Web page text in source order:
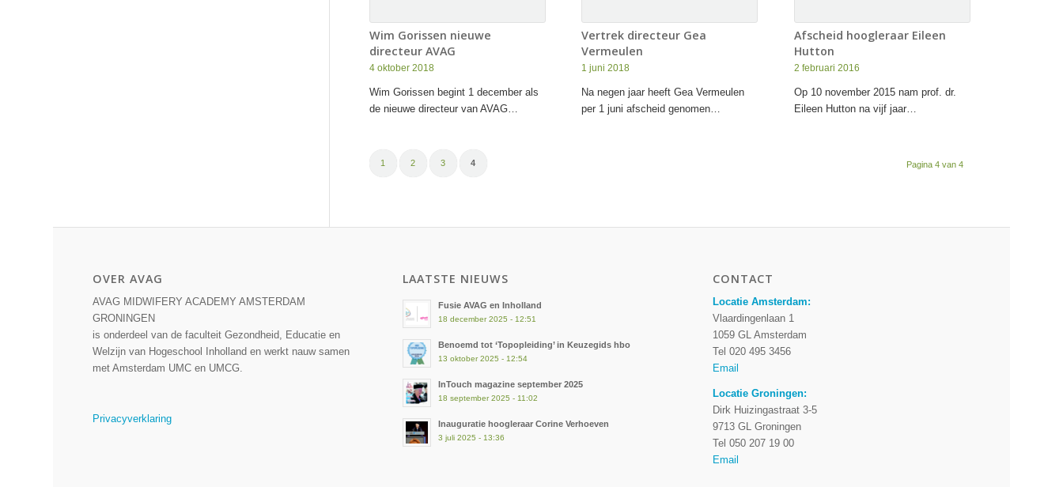
Wim Gorissen nieuwe
directeur AVAG
4 oktober 2018
Wim Gorissen begint 1 december als
de nieuwe directeur van AVAG…
Vertrek directeur Gea
Vermeulen
1 juni 2018
Na negen jaar heeft Gea Vermeulen
per 1 juni afscheid genomen…
Afscheid hoogleraar Eileen
Hutton
2 februari 2016
Op 10 november 2015 nam prof. dr.
Eileen Hutton na vijf jaar…
Pagina 4 van 4
1 2 3 4
OVER AVAG
AVAG MIDWIFERY ACADEMY AMSTERDAM
GRONINGEN
is onderdeel van de faculteit Gezondheid, Educatie en
Welzijn van Hogeschool Inholland en werkt nauw samen
met Amsterdam UMC en UMCG.
Privacyverklaring
LAATSTE NIEUWS
Fusie AVAG en Inholland
18 december 2025 - 12:51
Benoemd tot ‘Topopleiding’ in Keuzegids hbo
13 oktober 2025 - 12:54
InTouch magazine september 2025
18 september 2025 - 11:02
Inauguratie hoogleraar Corine Verhoeven
3 juli 2025 - 13:36
CONTACT
Locatie Amsterdam:
Vlaardingenlaan 1
1059 GL Amsterdam
Tel 020 495 3456
Email
Locatie Groningen:
Dirk Huizingastraat 3-5
9713 GL Groningen
Tel 050 207 19 00
Email